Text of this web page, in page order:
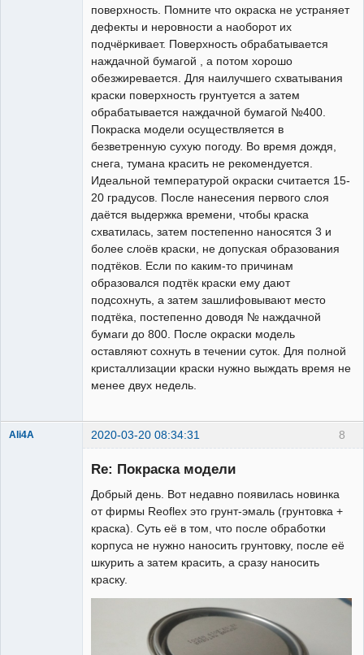
поверхность. Помните что окраска не устраняет
дефекты и неровности а наоборот их
подчёркивает. Поверхность обрабатывается
наждачной бумагой , а потом хорошо
обезжиревается. Для наилучшего схватывания
краски поверхность грунтуется а затем
обрабатывается наждачной бумагой №400.
Покраска модели осуществляется в
безветренную сухую погоду. Во время дождя,
снега, тумана красить не рекомендуется.
Идеальной температурой окраски считается 15-
20 градусов. После нанесения первого слоя
даётся выдержка времени, чтобы краска
схватилась, затем постепенно наносятся 3 и
более слоёв краски, не допуская образования
подтёков. Если по каким-то причинам
образовался подтёк краски ему дают
подсохнуть, а затем зашлифовывают место
подтёка, постепенно доводя № наждачной
бумаги до 800. После окраски модель
оставляют сохнуть в течении суток. Для полной
кристаллизации краски нужно выждать время не
менее двух недель.
8
Ali4A 2020-03-20 08:34:31
Re: Покраска модели
Добрый день. Вот недавно появилась новинка
от фирмы Reoflex это грунт-эмаль (грунтовка +
краска). Суть её в том, что после обработки
корпуса не нужно наносить грунтовку, после её
шкурить а затем красить, а сразу наносить
краску.